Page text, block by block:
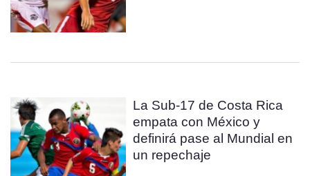
La Sub-17 de Costa Rica
empata con México y
definirá pase al Mundial en
un repechaje